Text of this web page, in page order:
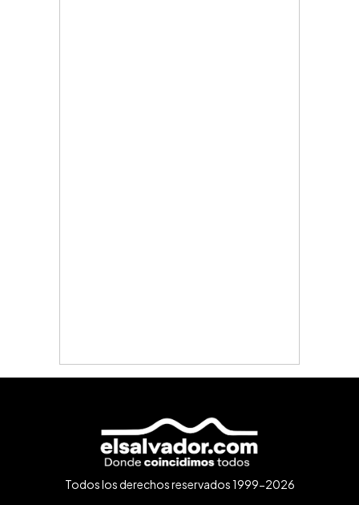
Todos los derechos reservados 1999-2026